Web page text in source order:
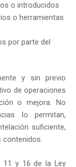
o introducidos
o herramientas
por parte del
y sin previo
de operaciones
o mejora. No
lo permitan,
suficiente,
contenidos.
11 y 16 de la Ley